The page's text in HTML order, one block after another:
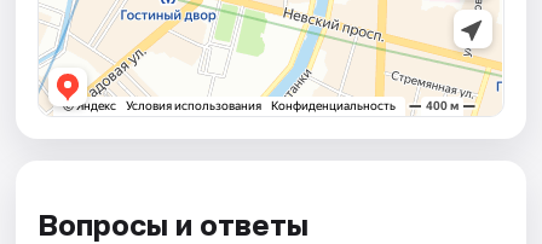
Вопросы и ответы